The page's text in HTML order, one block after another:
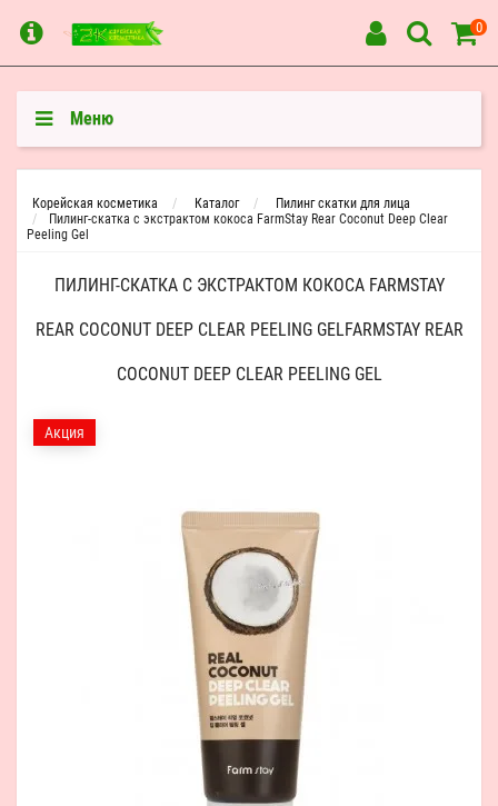
0
Меню
Корейская косметика Каталог
Пилинг скатки для лица
Пилинг-скатка с экстрактом кокоса FarmStay Rear Coconut Deep Clear
Peeling Gel
ПИЛИНГ-СКАТКА С ЭКСТРАКТОМ КОКОСА FARMSTAY
REAR COCONUT DEEP CLEAR PEELING GELFARMSTAY REAR
COCONUT DEEP CLEAR PEELING GEL
Акция